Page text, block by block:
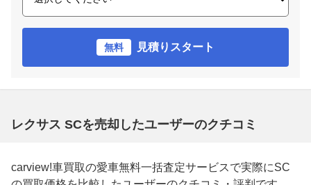
無料 見積りスタート
レクサス SCを売却したユーザーのクチコミ
carview!車買取の愛車無料一括査定サービスで実際にSC